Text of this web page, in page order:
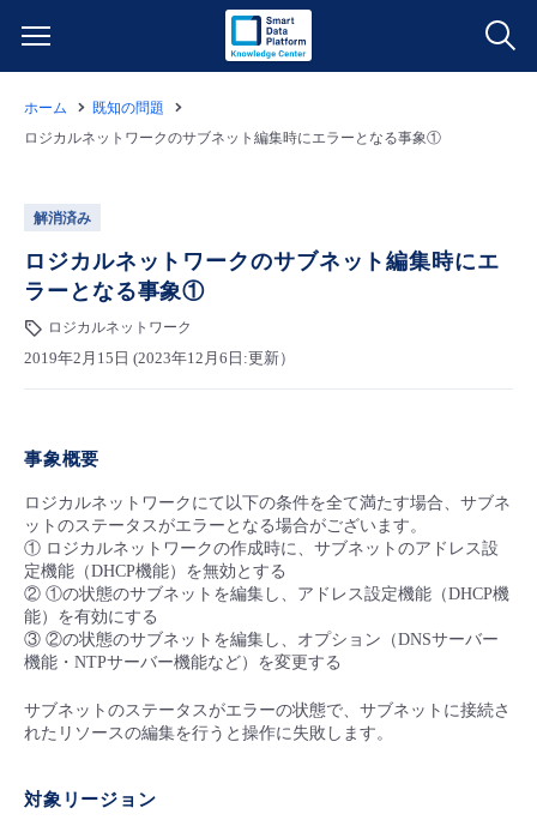
サービス一覧
クラウド/サーバー
ネットワーク
IoT
モニタリング/監査
サポート
管理機能
すべてのメニューを見る
データ利活用
クラウド/サーバー
ネットワーク
IoT
モニタリング/監査
サポート
管理機能
すべてのメニューを見る
料金情報
料金シミュレーター
データ利活用
クラウド/サーバー
ネットワーク
IoT
モニタリング/監査
サポート
すべてのメニューを見る
ご利用開始ガイド
■ 管理機能
- 管理機能
■ セットアップガイド
- 新規お申し込み方法
- バックアップ
- セキュリティ・監査
- データと分析
- IoT
- マルチクラウド利用
- リモートワーク
故障/メンテナンス情報
サービス稼働状況
故障/メンテナンス履歴
メンテナンス予定
定期メンテナンス
パートナー
販売パートナー向けプログラム
協業パートナー
トレーニング/操作動画
脱炭素化
ホーム
既知の問題
ロジカルネットワークのサブネット編集時にエラーとなる事象①
解消済み
ロジカルネットワークのサブネット編集時にエ
ラーとなる事象①
ロジカルネットワーク
2019年2月15日 (2023年12月6日:更新）
事象概要
ロジカルネットワークにて以下の条件を全て満たす場合、サブネ
ットのステータスがエラーとなる場合がございます。
① ロジカルネットワークの作成時に、サブネットのアドレス設
定機能（DHCP機能）を無効とする
② ①の状態のサブネットを編集し、アドレス設定機能（DHCP機
能）を有効にする
③ ②の状態のサブネットを編集し、オプション（DNSサーバー
機能・NTPサーバー機能など）を変更する
サブネットのステータスがエラーの状態で、サブネットに接続さ
れたリソースの編集を行うと操作に失敗します。
対象リージョン